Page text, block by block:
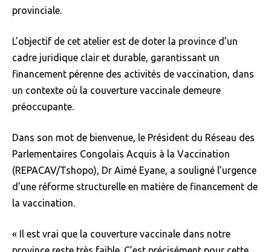
provinciale.
L’objectif de cet atelier est de doter la province d’un
cadre juridique clair et durable, garantissant un
financement pérenne des activités de vaccination, dans
un contexte où la couverture vaccinale demeure
préoccupante.
Dans son mot de bienvenue, le Président du Réseau des
Parlementaires Congolais Acquis à la Vaccination
(REPACAV/Tshopo), Dr Aimé Eyane, a souligné l’urgence
d’une réforme structurelle en matière de financement de
la vaccination.
« Il est vrai que la couverture vaccinale dans notre